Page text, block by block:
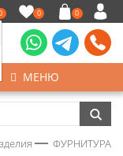
0 0
МЕНЮ
ФУРНИТУРА